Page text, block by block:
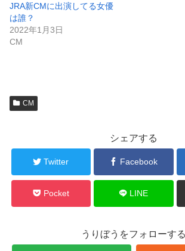
JRA新CMに出演してる女優
は誰？
2022年1月3日
CM
CM
シェアする
Twitter Facebook
Pocket LINE
うりぼうをフォローする